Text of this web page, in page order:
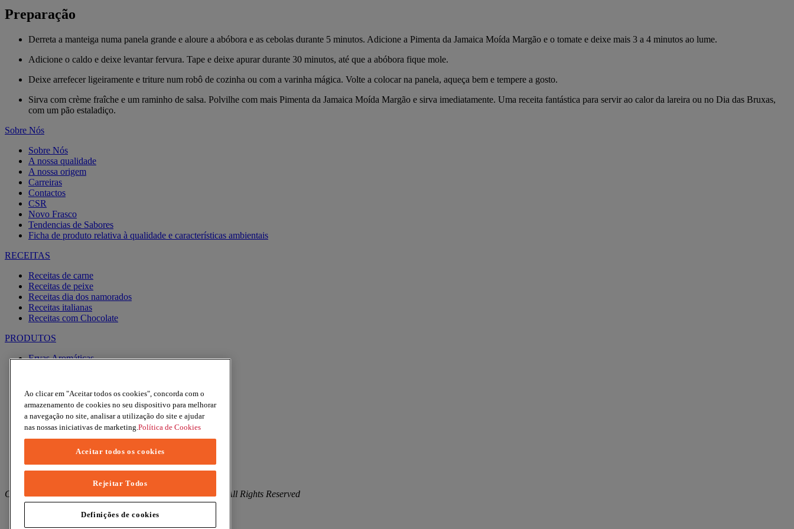
Preparação
Derreta a manteiga numa panela grande e aloure a abóbora e as cebolas durante 5 minutos. Adicione a Pimenta da Jamaica Moída Margão e o tomate e deixe mais 3 a 4 minutos ao lume.
Adicione o caldo e deixe levantar fervura. Tape e deixe apurar durante 30 minutos, até que a abóbora fique mole.
Deixe arrefecer ligeiramente e triture num robô de cozinha ou com a varinha mágica. Volte a colocar na panela, aqueça bem e tempere a gosto.
Sirva com crème fraîche e um raminho de salsa. Polvilhe com mais Pimenta da Jamaica Moída Margão e sirva imediatamente. Uma receita fantástica para servir ao calor da lareira ou no Dia das Bruxas,
com um pão estaladiço.
Sobre Nós
Sobre Nós
A nossa qualidade
A nossa origem
Carreiras
Contactos
CSR
Novo Frasco
Tendencias de Sabores
Ficha de produto relativa à qualidade e características ambientais
RECEITAS
Receitas de carne
Receitas de peixe
Receitas dia dos namorados
Receitas italianas
Receitas com Chocolate
PRODUTOS
Ervas Aromáticas
Alhos
Moinhos
Produtos BIO
Express
Facebook
YouTube
Instagram
Copyright © 2026 Margao (McCormick & Company, Inc). All Rights Reserved
Política de Privacidade
Ao clicar em "Aceitar todos os cookies", concorda com o
armazenamento de cookies no seu dispositivo para melhorar
a navegação no site, analisar a utilização do site e ajudar
nas nossas iniciativas de marketing.Política de Cookies
Aceitar todos os cookies
Rejeitar Todos
Definições de cookies